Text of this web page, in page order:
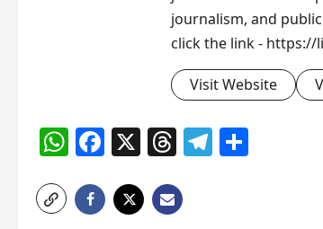
journalism, and
click the link -
Visit Website
WhatsApp
Facebook
X Threads
Telegram